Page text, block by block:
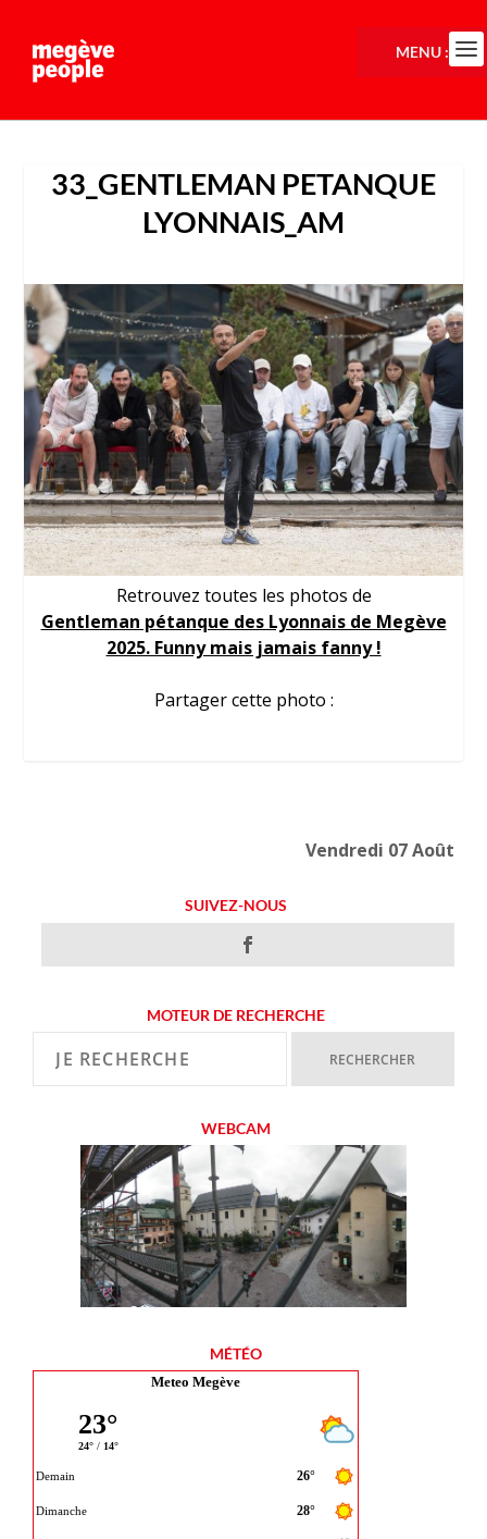
33_GENTLEMAN PETANQUE
LYONNAIS_AM
Retrouvez toutes les photos de
Gentleman pétanque des Lyonnais de Megève
2025. Funny mais jamais fanny !
Partager cette photo :
Vendredi 07 Août
SUIVEZ-NOUS
MOTEUR DE RECHERCHE
WEBCAM
MÉTÉO
Meteo Megève
MENU :